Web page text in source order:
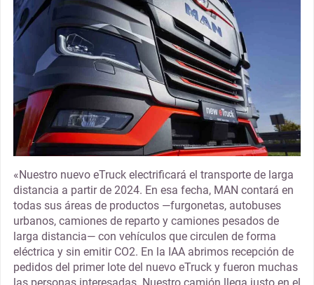
«Nuestro nuevo eTruck electrificará el transporte de larga
distancia a partir de 2024. En esa fecha, MAN contará en
todas sus áreas de productos —furgonetas, autobuses
urbanos, camiones de reparto y camiones pesados de
larga distancia— con vehículos que circulen de forma
eléctrica y sin emitir CO2. En la IAA abrimos recepción de
pedidos del primer lote del nuevo eTruck y fueron muchas